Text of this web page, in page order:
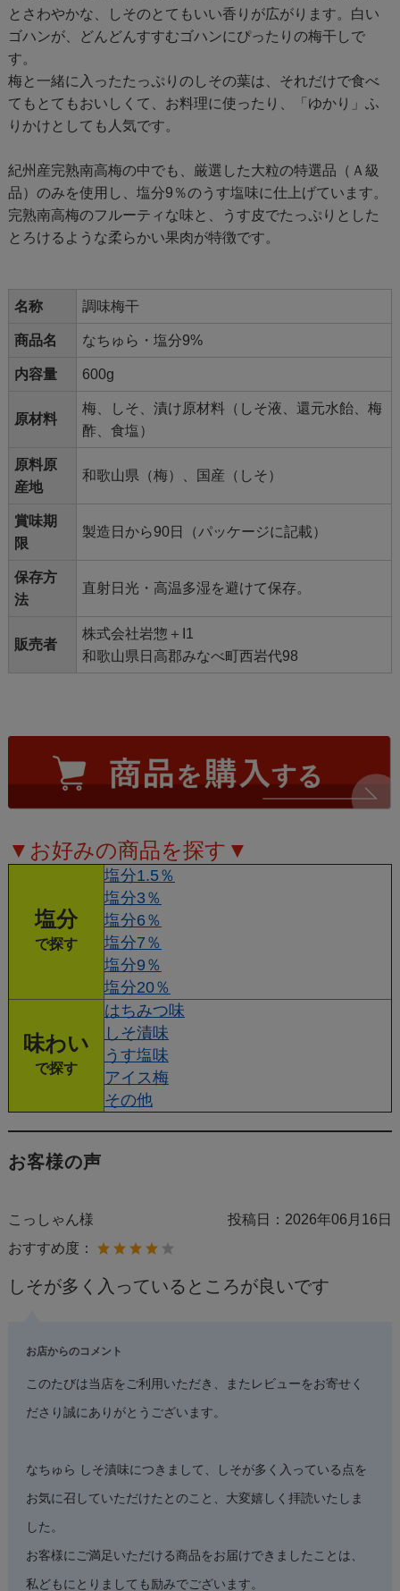
とさわやかな、しそのとてもいい香りが広がります。白い
ゴハンが、どんどんすすむゴハンにぴったりの梅干しで
す。
梅と一緒に入ったたっぷりのしその葉は、それだけで食べ
てもとてもおいしくて、お料理に使ったり、「ゆかり」ふ
りかけとしても人気です。
紀州産完熟南高梅の中でも、厳選した大粒の特選品（Ａ級
品）のみを使用し、塩分9％のうす塩味に仕上げています。
完熟南高梅のフルーティな味と、うす皮でたっぷりとした
とろけるような柔らかい果肉が特徴です。
名称 調味梅干
商品名 なちゅら・塩分9%
内容量 600g
原材料
梅、しそ、漬け原材料（しそ液、還元水飴、梅
酢、食塩）
原料原
産地
和歌山県（梅）、国産（しそ）
賞味期
限
製造日から90日（パッケージに記載）
保存方
法
直射日光・高温多湿を避けて保存。
販売者
株式会社岩惣＋I1
和歌山県日高郡みなべ町西岩代98
▼お好みの商品を探す▼
塩分
で探す
塩分1.5％
塩分3％
塩分6％
塩分7％
塩分9％
塩分20％
味わい
で探す
はちみつ味
しそ漬味
うす塩味
アイス梅
その他
お客様の声
こっしゃん様 投稿日： 2026年06月16日
おすすめ度：
しそが多く入っているところが良いです
お店からのコメント
このたびは当店をご利用いただき、またレビューをお寄せく
ださり誠にありがとうございます。
なちゅら しそ漬味につきまして、しそが多く入っている点を
お気に召していただけたとのこと、大変嬉しく拝読いたしま
した。
お客様にご満足いただける商品をお届けできましたことは、
私どもにとりましても励みでございます。